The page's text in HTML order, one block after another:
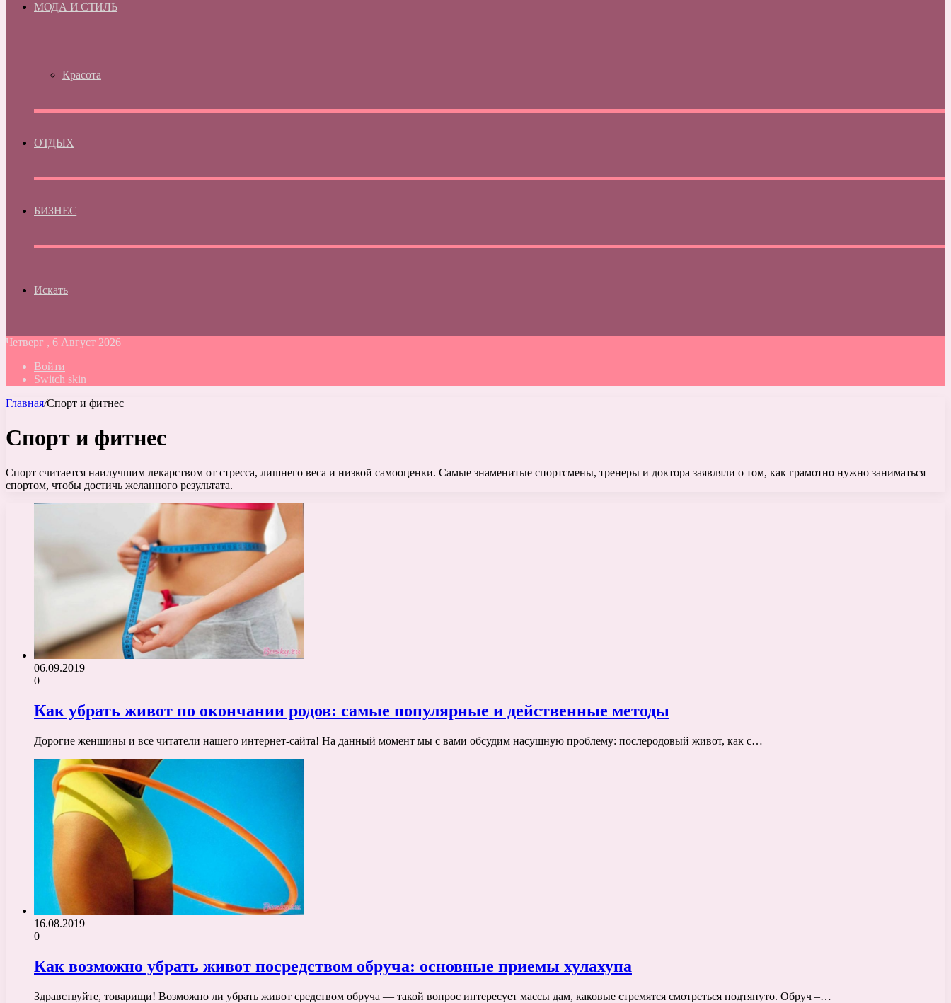
МОДА И СТИЛЬ
Красота
ОТДЫХ
БИЗНЕС
Искать
Четверг , 6 Август 2026
Войти
Switch skin
Главная/Спорт и фитнес
Спорт и фитнес
Спорт считается наилучшим лекарством от стресса, лишнего веса и низкой самооценки. Самые знаменитые спортсмены, тренеры и доктора заявляли о том, как грамотно нужно заниматься
спортом, чтобы достичь желанного результата.
06.09.2019
0
Как убрать живот по окончании родов: самые популярные и действенные методы
Дорогие женщины и все читатели нашего интернет-сайта! На данный момент мы с вами обсудим насущную проблему: послеродовый живот, как с…
16.08.2019
0
Как возможно убрать живот посредством обруча: основные приемы хулахупа
Здравствуйте, товарищи! Возможно ли убрать живот средством обруча — такой вопрос интересует массы дам, каковые стремятся смотреться подтянуто. Обруч –…